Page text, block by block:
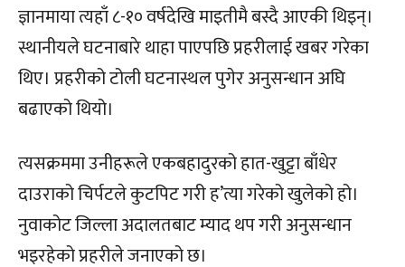
ज्ञानमाया त्यहाँ ८-१० वर्षदेखि माइतीमै बस्दै आएकी थिइन्।
स्थानीयले घटनाबारे थाहा पाएपछि प्रहरीलाई खबर गरेका
थिए। प्रहरीको टोली घटनास्थल पुगेर अनुसन्धान अघि
बढाएको थियो।
त्यसक्रममा उनीहरूले एकबहादुरको हात-खुट्टा बाँधेर
दाउराको चिर्पटले कुटपिट गरी ह’त्या गरेको खुलेको हो।
नुवाकोट जिल्ला अदालतबाट म्याद थप गरी अनुसन्धान
भइरहेको प्रहरीले जनाएको छ।